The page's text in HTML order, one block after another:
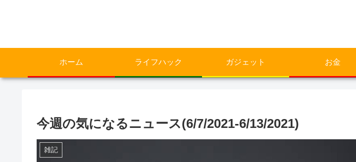
ホーム ライフハック ガジェット お金
今週の気になるニュース(6/7/2021-6/13/2021)
雑記